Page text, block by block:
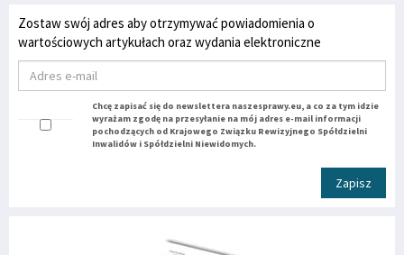
Zostaw swój adres aby otrzymywać powiadomienia o
wartościowych artykułach oraz wydania elektroniczne
Chcę zapisać się do newslettera naszesprawy.eu, a co za tym idzie
wyrażam zgodę na przesyłanie na mój adres e-mail informacji
pochodzących od Krajowego Związku Rewizyjnego Spółdzielni
Inwalidów i Spółdzielni Niewidomych.
Zapisz